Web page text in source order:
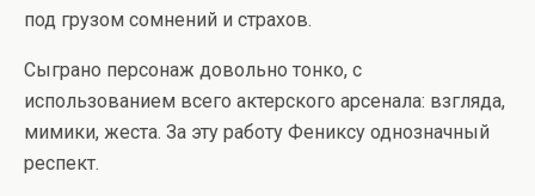
под грузом сомнений и страхов.
Сыграно персонаж довольно тонко, с
использованием всего актерского арсенала: взгляда,
мимики, жеста. За эту работу Фениксу однозначный
респект.